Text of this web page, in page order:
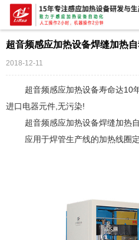
超音频感应加热设备焊缝加热
2018-12-11
超音频感应加热设备寿命达10年
进口电器元件,无污染!
超音频感应加热设备焊缝加热
应用于焊管生产线的加热线圈定